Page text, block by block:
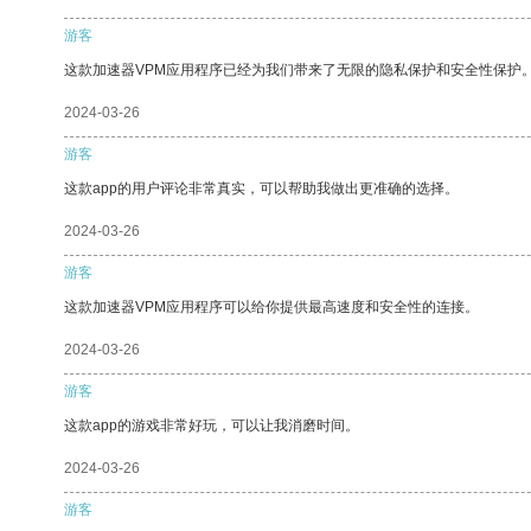
游客
这款加速器VPM应用程序已经为我们带来了无限的隐私保护和安全性保护
2024-03-26
游客
这款app的用户评论非常真实，可以帮助我做出更准确的选择。
2024-03-26
游客
这款加速器VPM应用程序可以给你提供最高速度和安全性的连接。
2024-03-26
游客
这款app的游戏非常好玩，可以让我消磨时间。
2024-03-26
游客